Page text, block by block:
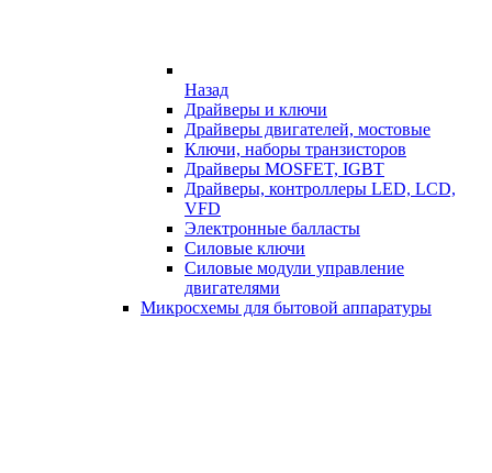
Назад
Драйверы и ключи
Драйверы двигателей, мостовые
Ключи, наборы транзисторов
Драйверы MOSFET, IGBT
Драйверы, контроллеры LED, LCD,
VFD
Электронные балласты
Силовые ключи
Силовые модули управление
двигателями
Микросхемы для бытовой аппаратуры